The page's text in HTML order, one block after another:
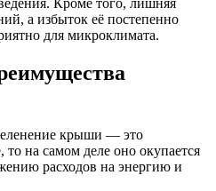
а избыток её постепенно
для микроклимата.
крыши — это
то на самом деле оно окупается
расходов на энергию и